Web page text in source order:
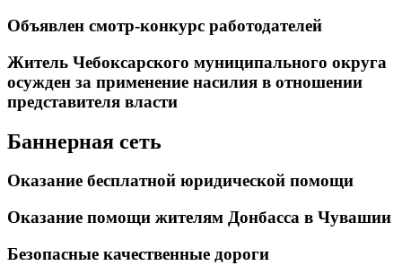
Объявлен смотр-конкурс работодателей
Житель Чебоксарского муниципального округа
осужден за применение насилия в отношении
представителя власти
Баннерная сеть
Оказание бесплатной юридической помощи
Оказание помощи жителям Донбасса в Чувашии
Безопасные качественные дороги